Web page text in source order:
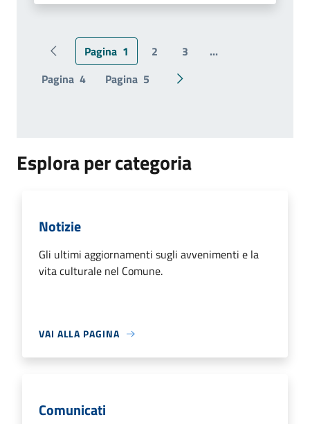
Pagina precedente
Pagina 1 2 3
...
Pagina 4 Pagina 5 Pagina successiva
Esplora per categoria
Notizie
Gli ultimi aggiornamenti sugli avvenimenti e la
vita culturale nel Comune.
VAI ALLA PAGINA
Comunicati